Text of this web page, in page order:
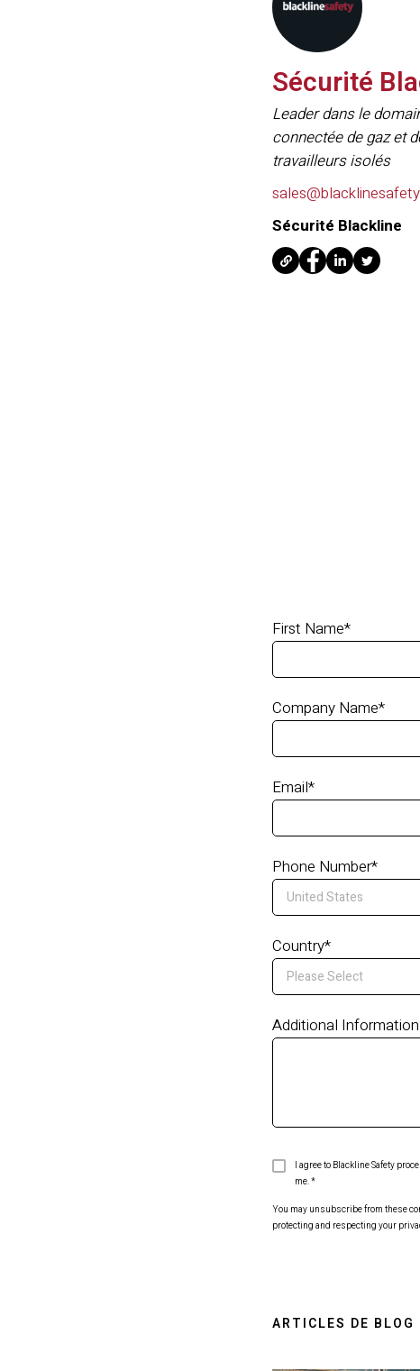
Sécurité
Leader dans le
connectée de gaz et
travailleurs isolés
Sécurité Blackline
First Name*
Company Name*
Email*
Phone Number*
Country*
Additional Information
I agree to Blackline Safety
me.*
You may unsubscribe from these
protecting and respecting your
ARTICLES DE BLOG